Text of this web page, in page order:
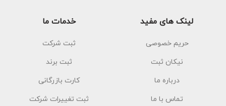
لینک های مفید
حریم خصوصی
نیکان ثبت
درباره ما
تماس با ما
خدمات ما
ثبت شرکت
ثبت برند
کارت بازرگانی
ثبت تغییرات شرکت